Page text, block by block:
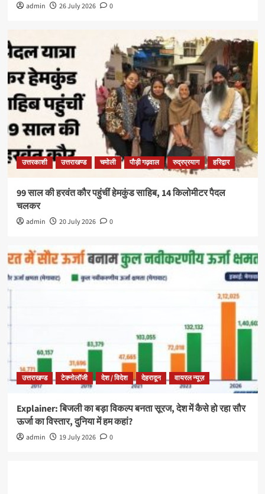
admin 26 July 2026 0
उत्तरकाशी उत्तराखण्ड चमोली पौड़ी गढ़वाल रुद्रप्रयाग हरिद्वार
99 साल की हरवंत कौर पहुंचीं हेमकुंड साहिब, 14 किलोमीटर पैदल
चलकर
admin 20 July 2026 0
उत्तराखण्ड टेक्नोलॉजी देश / विदेश देहरादून वायरल न्यूज़
Explainer: बिजली का बड़ा विकल्प बनता सूरज, देश में कैसे हो रहा सौर
ऊर्जा का विस्तार, दुनिया में हम कहां?
admin 19 July 2026 0